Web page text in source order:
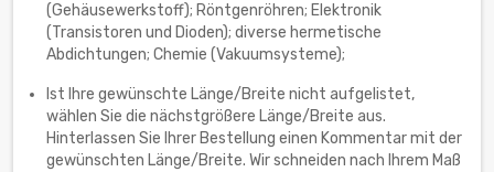
(Gehäusewerkstoff); Röntgenröhren; Elektronik
(Transistoren und Dioden); diverse hermetische
Abdichtungen; Chemie (Vakuumsysteme);
Ist Ihre gewünschte Länge/Breite nicht aufgelistet,
wählen Sie die nächstgrößere Länge/Breite aus.
Hinterlassen Sie Ihrer Bestellung einen Kommentar mit der
gewünschten Länge/Breite. Wir schneiden nach Ihrem Maß